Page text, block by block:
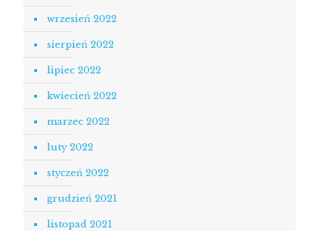
wrzesień 2022
sierpień 2022
lipiec 2022
kwiecień 2022
marzec 2022
luty 2022
styczeń 2022
grudzień 2021
listopad 2021